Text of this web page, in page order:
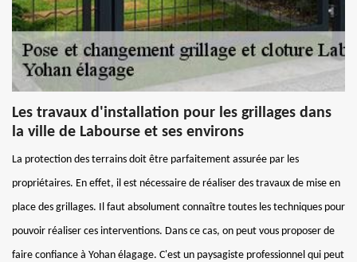
Les travaux d'installation pour les grillages dans
la ville de Labourse et ses environs
La protection des terrains doit être parfaitement assurée par les
propriétaires. En effet, il est nécessaire de réaliser des travaux de mise en
place des grillages. Il faut absolument connaître toutes les techniques pour
pouvoir réaliser ces interventions. Dans ce cas, on peut vous proposer de
faire confiance à Yohan élagage. C'est un paysagiste professionnel qui peut